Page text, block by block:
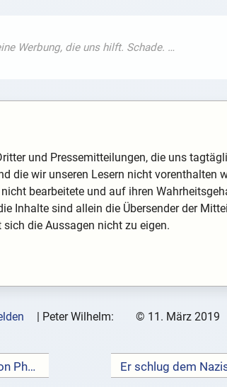
und Pressemitteilungen, die uns
die wir unseren Lesern nicht vorenthalten
bearbeitete und auf ihren
Inhalte sind allein die Übersender der
die Aussagen nicht zu eigen.
| Peter Wilhelm: © 11. März 2019
← So schön ist Titan – Ohrstücke von Phonak